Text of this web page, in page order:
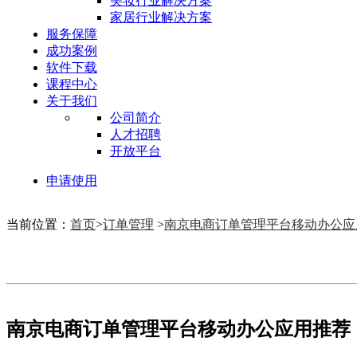
家居行业解决方案
服务保障
成功案例
软件下载
课程中心
关于我们
公司简介
人才招聘
开放平台
申请使用
当前位置： 首页>订单管理 >南京电商订单管理平台移动办公
南京电商订单管理平台移动办公应用推荐